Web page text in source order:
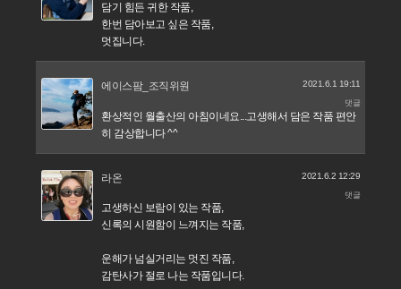
담기 힘든 귀한 작품,
한번 담아보고 싶은 작품,
멋집니다.
에이스팜_조직위원 2021.6.1 19:11
댓글
환상적인 월출산의 아침이네요...고생해서 담은 작품 편안
히 감상합니다 ^^
라온 2021.6.2 12:29
댓글
고생하신 보람이 있는 작품,
신록의 시원함이 느껴지는 작품,
운해가 넘실거리는 멋진 작품,
감탄사가 절로 나는 작품입니다.